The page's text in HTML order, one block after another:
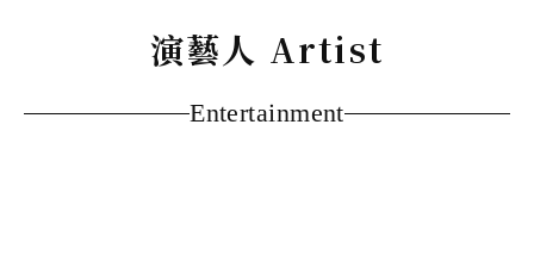
演藝人 Artist
Entertainment